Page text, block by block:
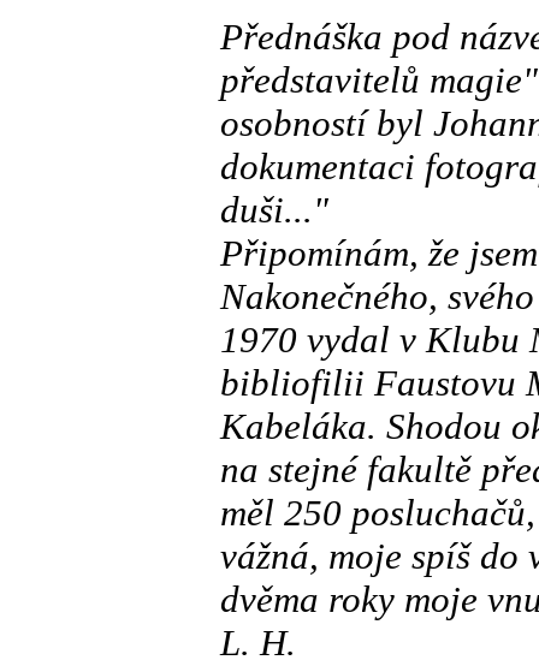
Přednáška pod
představitelů
osobností byl
dokumentaci
duši..."
Připomínám, že
Nakonečného,
1970 vydal v Klubu
bibliofilii Faustovu
Kabeláka. Shodou
na stejné fakultě
měl 250
vážná, moje spíš do
dvěma roky moje
L. H.